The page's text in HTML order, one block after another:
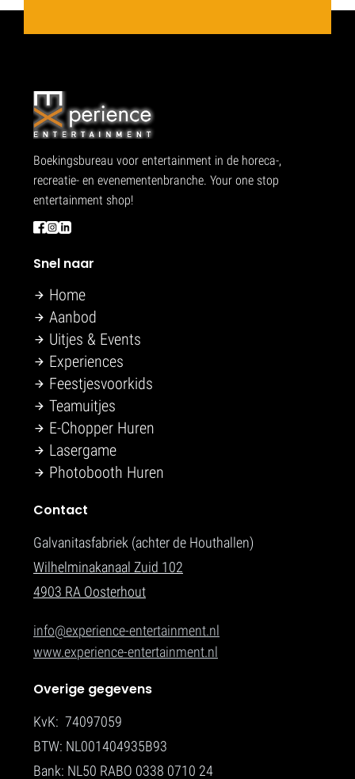
Boekingsbureau voor entertainment in de horeca-,
recreatie- en evenementenbranche. Your one stop
entertainment shop!
Snel naar
Home
Aanbod
Uitjes & Events
Experiences
Feestjesvoorkids
Teamuitjes
E-Chopper Huren
Lasergame
Photobooth Huren
Contact
Galvanitasfabriek (achter de Houthallen)
Wilhelminakanaal Zuid 102
4903 RA Oosterhout
info@experience-entertainment.nl
www.experience-entertainment.nl
Overige gegevens
KvK: 74097059
BTW: NL001404935B93
Bank: NL50 RABO 0338 0710 24